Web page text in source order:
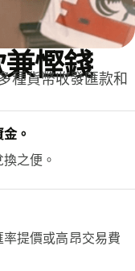
慳錢
種貨幣收發匯款和
。
之便。
提價或高昂交易費